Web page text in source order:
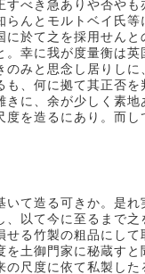
すべき急ありや否や
らんとモルトベイ氏
に於て之を採用せん
。幸に我が度量衡は
のみと思念し居りし
も、何に拠て其正否
きに、余が少しく素
度を造るにあり。而
いて造る可きか。是
、以て今に至るまで
せる竹製の粗品にし
を土御門家に秘蔵す
の尺度に依て私製し